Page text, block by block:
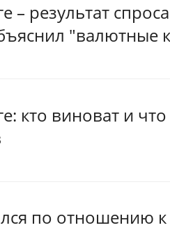
– результат
"валютные
кто виноват и
по отношению